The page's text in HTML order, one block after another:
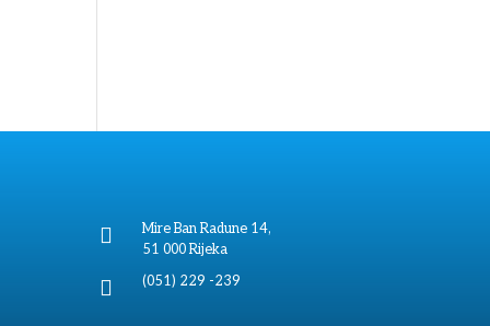

Mire Ban Radune 14,
51 000 Rijeka
 (051) 229 -239